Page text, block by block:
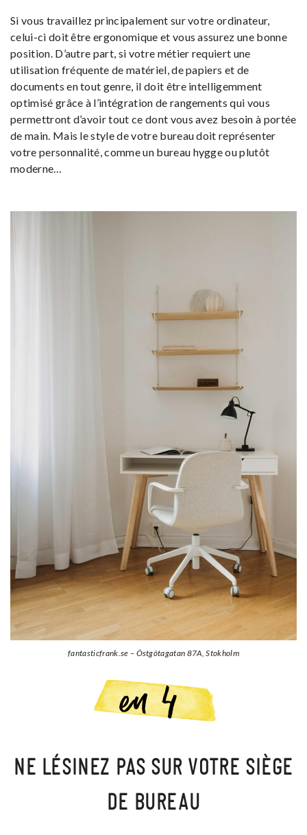
Si vous travaillez principalement sur votre ordinateur,
celui-ci doit être ergonomique et vous assurez une bonne
position. D’autre part, si votre métier requiert une
utilisation fréquente de matériel, de papiers et de
documents en tout genre, il doit être intelligemment
optimisé grâce à l’intégration de rangements qui vous
permettront d’avoir tout ce dont vous avez besoin à portée
de main. Mais le style de votre bureau doit représenter
votre personnalité, comme un bureau hygge ou plutôt
moderne…
fantasticfrank.se – Östgötagatan 87A, Stokholm
NE LÉSINEZ PAS SUR VOTRE SIÈGE
DE BUREAU